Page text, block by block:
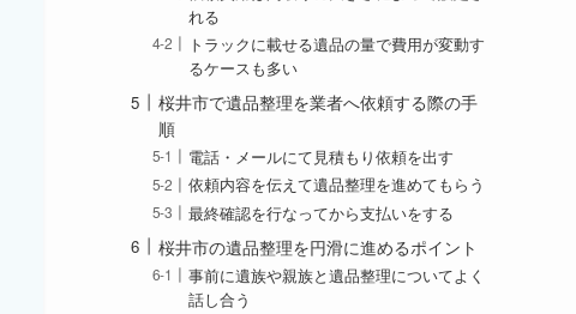
れる
トラックに載せる遺品の量で費用が変動す
るケースも多い
桜井市で遺品整理を業者へ依頼する際の手
順
電話・メールにて見積もり依頼を出す
依頼内容を伝えて遺品整理を進めてもらう
最終確認を行なってから支払いをする
桜井市の遺品整理を円滑に進めるポイント
事前に遺族や親族と遺品整理についてよく
話し合う